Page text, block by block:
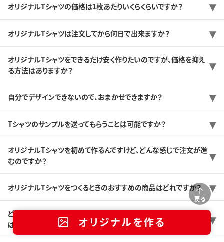
戻る
オリジナルを作る
オリジナルTシャツの価格は1枚あたりいくらくらいですか？
オリジナルTシャツは注文してから何日で出来ますか？
オリジナルTシャツをできるだけ安く作りたいのですが、価格を抑え
る方法はありますか？
自分でデザインできないので、おまかせできますか？
Tシャツのサンプルを送ってもらうことは可能ですか？
オリジナルTシャツを初めて作るんですけど、どんな感じで注文が進
むのですか？
オリジナルTシャツをつくるときのおすすめの商品はどれですか？
どんなプリント方法がありますか？また、どんなプリント方法を選べ
ば良いのか分かりません。